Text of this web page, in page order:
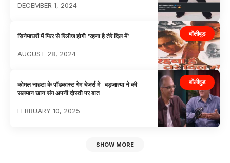
DECEMBER 1, 2024
बॉलीवुड
सिनेमाघरों में फिर से रिलीज होगी ‘रहना है तेरे दिल में’
AUGUST 28, 2024
बॉलीवुड
कोमल नाहटा के पॉडकास्ट गेम चेंजर्स में बड़जात्या ने की
सलमान खान संग अपनी दोस्ती पर बात
FEBRUARY 10, 2025
SHOW MORE